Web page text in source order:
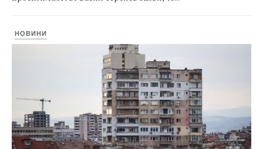
НОВИНИ